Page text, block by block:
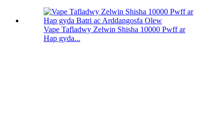
Vape Tafladwy Zelwin Shisha 10000 Pwff ar
Hap gyda...